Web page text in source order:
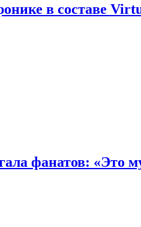
в составе
фанатов: «Это